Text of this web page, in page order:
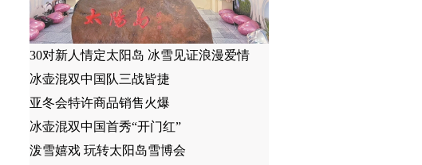
30对新人情定太阳岛 冰雪见证浪漫爱情
冰壶混双中国队三战皆捷
亚冬会特许商品销售火爆
冰壶混双中国首秀“开门红”
泼雪嬉戏 玩转太阳岛雪博会